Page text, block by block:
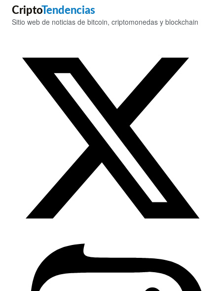
CriptoTendencias
Sitio web de noticias de bitcoin, criptomonedas y blockchain